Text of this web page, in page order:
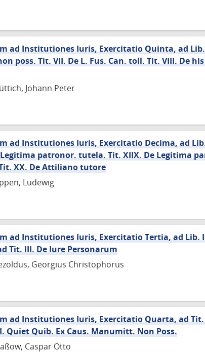
ad Institutiones Iuris, Exercitatio Quinta, ad Lib.
poss. Tit. VII. De L. Fus. Can. toll. Tit. VIII. De
Johann Peter
ad Institutiones Iuris, Exercitatio Decima, ad
patronor. tutela. Tit. XIIX. De Legitima
XX. De Attiliano tutore
Ludewig
ad Institutiones Iuris, Exercitatio Tertia, ad Lib.
Tit. III. De Iure Personarum
Georgius Christophorus
ad Institutiones Iuris, Exercitatio Quarta, ad Tit.
Quiet Quib. Ex Caus. Manumitt. Non Poss.
Caspar Otto